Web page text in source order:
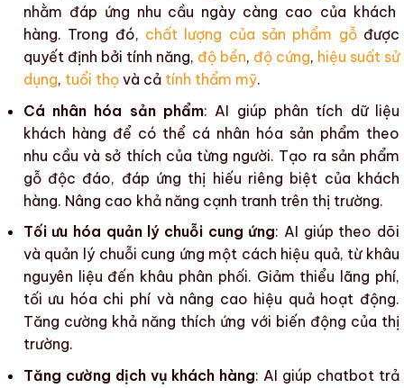
nhằm đáp ứng nhu cầu ngày càng cao của khách
hàng. Trong đó, chất lượng của sản phẩm gỗđược
quyết định bởi tính năng, độ bền, độ cứng, hiệu suất sử
dụng, tuổi thọvà cả tính thẩm mỹ.
Cá nhân hóa sản phẩm: AI giúp phân tích dữ liệu
khách hàng để có thể cá nhân hóa sản phẩm theo
nhu cầu và sở thích của từng người. Tạo ra sản phẩm
gỗ độc đáo, đáp ứng thị hiếu riêng biệt của khách
hàng. Nâng cao khả năng cạnh tranh trên thị trường.
Tối ưu hóa quản lý chuỗi cung ứng:AI giúp theo dõi
và quản lý chuỗi cung ứng một cách hiệu quả, từ khâu
nguyên liệu đến khâu phân phối. Giảm thiểu lãng phí,
tối ưu hóa chi phí và nâng cao hiệu quả hoạt động.
Tăng cường khả năng thích ứng với biến động của thị
trường.
Tăng cường dịch vụ khách hàng:AI giúp chatbot trả